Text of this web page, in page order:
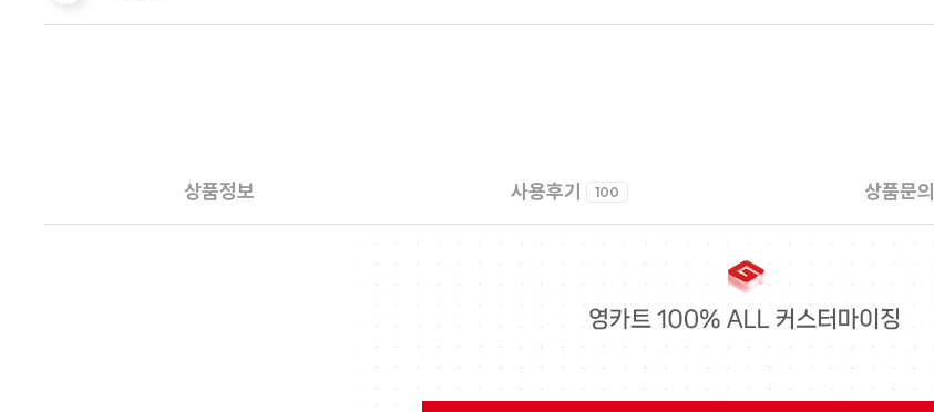
상품정보 사용후기 100 상품문의